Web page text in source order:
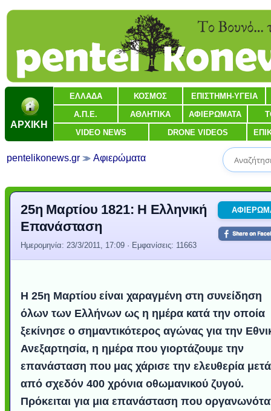
ΑΡΧΙΚΗ
ΕΛΛΑΔΑ ΚΟΣΜΟΣ ΕΠΙΣΤΗΜΗ-ΥΓΕΙΑ
Α.Π.Ε. ΑΘΛΗΤΙΚΑ ΑΦΙΕΡΩΜΑΤΑ
VIDEO NEWS DRONE VIDEOS
pentelikonews.gr Αφιερώματα
25η Μαρτίου 1821: Η Ελληνική
Επανάσταση
Ημερομηνία: 23/3/2011, 17:09 · Εμφανίσεις: 11663
Η 25η Μαρτίου είναι χαραγμένη στη συνείδηση
όλων των Ελλήνων ως η ημέρα κατά την οποία
ξεκίνησε ο σημαντικότερος αγώνας για την
Ανεξαρτησία, η ημέρα που γιορτάζουμε την
επανάσταση που μας χάρισε την ελευθερία μετά
από σχεδόν 400 χρόνια οθωμανικού ζυγού.
Πρόκειται για μια επανάσταση που